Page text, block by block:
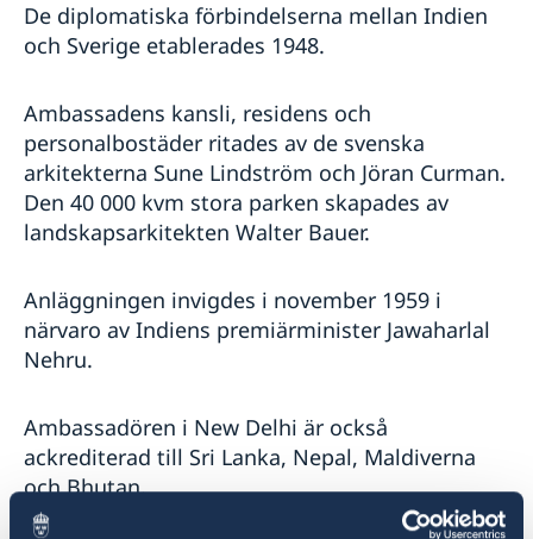
De diplomatiska förbindelserna mellan Indien
och Sverige etablerades 1948.
Ambassadens kansli, residens och
personalbostäder ritades av de svenska
arkitekterna Sune Lindström och Jöran Curman.
Den 40 000 kvm stora parken skapades av
landskapsarkitekten Walter Bauer.
Anläggningen invigdes i november 1959 i
närvaro av Indiens premiärminister Jawaharlal
Nehru.
Ambassadören i New Delhi är också
ackrediterad till Sri Lanka, Nepal, Maldiverna
och Bhutan.